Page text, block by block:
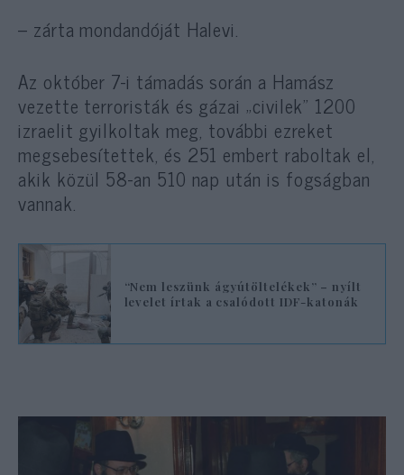
– zárta mondandóját Halevi.
Az október 7-i támadás során a Hamász
vezette terroristák és gázai „civilek” 1200
izraelit gyilkoltak meg, további ezreket
megsebesítettek, és 251 embert raboltak el,
akik közül 58-an 510 nap után is fogságban
vannak.
“Nem leszünk ágyútöltelékek” – nyílt
levelet írtak a csalódott IDF-katonák